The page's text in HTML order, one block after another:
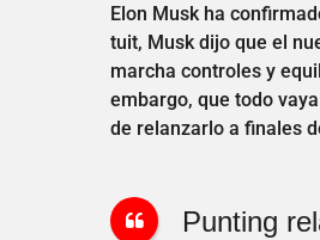
Elon Musk ha
tuit, Musk dijo que el
marcha controles y
embargo, que todo
de relanzarlo a finales
Punting